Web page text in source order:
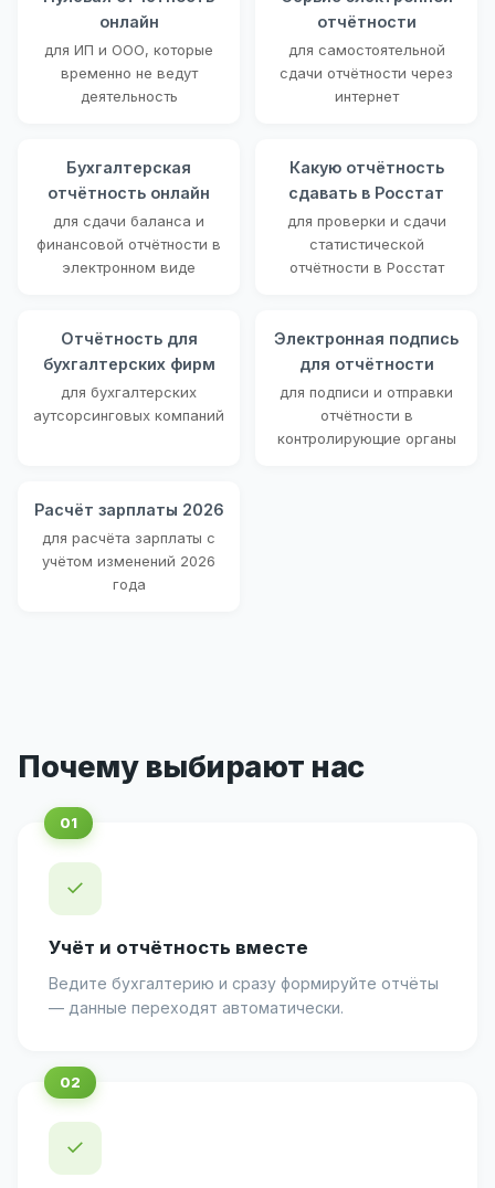
онлайн
для ИП и ООО, которые
временно не ведут
деятельность
отчётности
для самостоятельной
сдачи отчётности через
интернет
Бухгалтерская
отчётность онлайн
для сдачи баланса и
финансовой отчётности в
электронном виде
Какую отчётность
сдавать в Росстат
для проверки и сдачи
статистической
отчётности в Росстат
Отчётность для
бухгалтерских фирм
для бухгалтерских
аутсорсинговых компаний
Электронная подпись
для отчётности
для подписи и отправки
отчётности в
контролирующие органы
Расчёт зарплаты 2026
для расчёта зарплаты с
учётом изменений 2026
года
Почему выбирают нас
✓
Учёт и отчётность вместе
Ведите бухгалтерию и сразу формируйте отчёты
— данные переходят автоматически.
✓